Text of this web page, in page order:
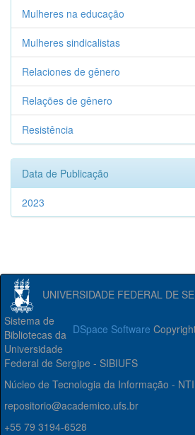
Mulheres na educação
Mulheres sindicalistas
Relaciones de gênero
Relações de gênero
Resistência
Data de Publicação
2023
UNIVERSIDADE FEDERAL DE
DSpace Software
Sistema de
Bibliotecas da
Universidade
Federal de Sergipe - SIBIUFS
Núcleo de Tecnologia da Informação - NTI
repositorio@academico.ufs.br
+55 79 3194-6528